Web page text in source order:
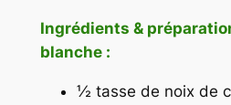
Ingrédients &
blanche :
½ tasse de noix de